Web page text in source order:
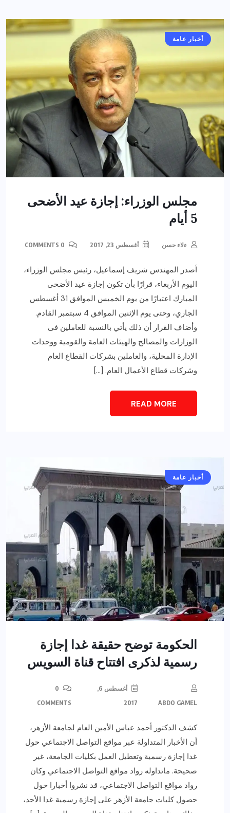
أخبار عامة
مجلس الوزراء: إجازة عيد الأضحى
5 أيام
ءلاء حسن أغسطس 23, 2017
أصدر المهندس شريف إسماعيل، رئيس مجلس الوزراء،
اليوم الأربعاء، قرارًا بأن تكون إجازة عيد الأضحى
المبارك اعتبارًا من يوم الخميس الموافق 31 أغسطس
الجاري، وحتى يوم الإثنين الموافق 4 سبتمبر القادم.
وأضاف القرار أن ذلك يأتي بالنسبة للعاملين فى
الوزارات والمصالح والهيئات العامة والقومية ووحدات
الإدارة المحلية، والعاملين بشركات القطاع العام
وشركات قطاع الأعمال العام. […]
READ MORE
أخبار عامة
الحكومة توضح حقيقة غدا إجازة
رسمية لذكرى افتتاح قناة السويس
ABDO GAMEL
أغسطس 6,
2017
0
COMMENTS
كشف الدكتور أحمد عباس الأمين العام لجامعة الأزهر،
أن الأخبار المتداولة عبر مواقع التواصل الاجتماعي حول
غدا إجازة رسمية وتعطيل العمل بكليات الجامعة، غير
صحيحة. ماتداوله رواد مواقع التواصل الاجتماعي وكان
رواد مواقع التواصل الاجتماعي، قد نشروا أخبارا حول
حصول كليات جامعة الأزهر على إجازة رسمية غدا الأحد،